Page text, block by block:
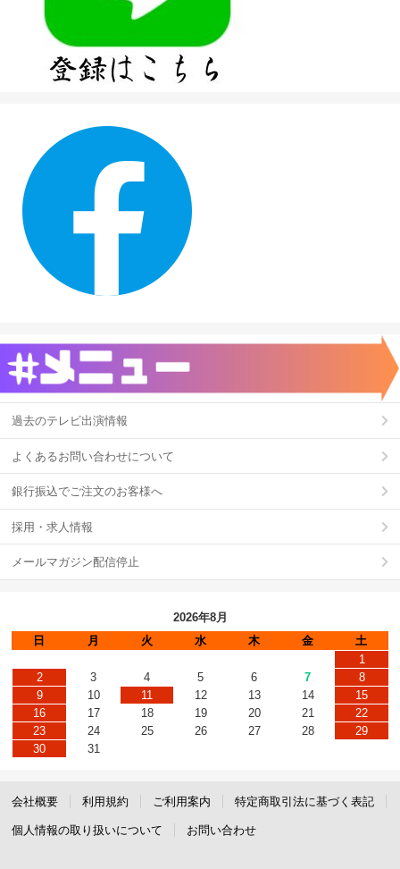
過去のテレビ出演情報
よくあるお問い合わせについて
銀行振込でご注文のお客様へ
採用・求人情報
メールマガジン配信停止
2026年8月
日
月 火 水 木 金
土
1
2
3 4 5 6 7
8
9
10 11 12 13 14
15
16
17 18 19 20 21
22
23
24 25 26 27 28
29
30
31
会社概要 利用規約 ご利用案内 特定商取引法に基づく表記
個人情報の取り扱いについて お問い合わせ